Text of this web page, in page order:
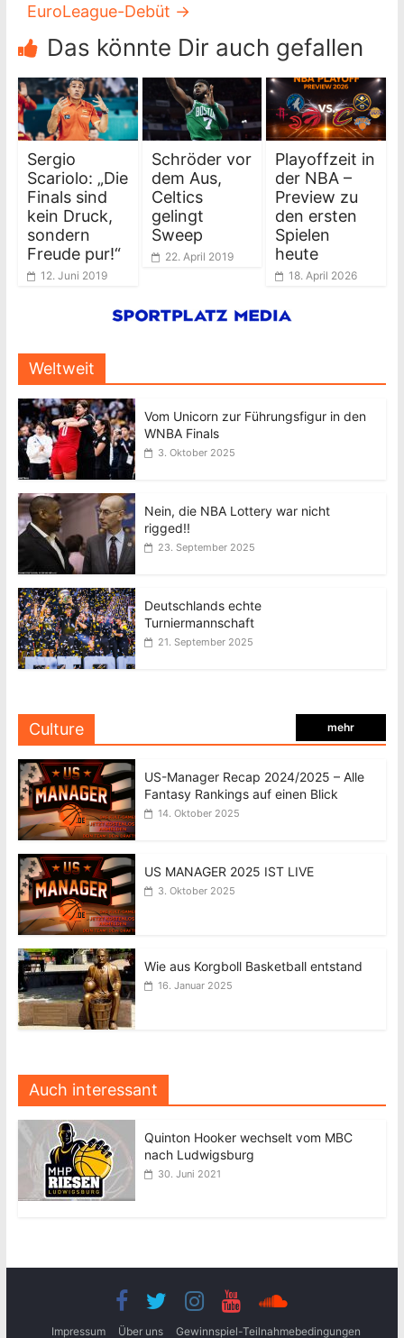
EuroLeague-Debüt →
Das könnte Dir auch gefallen
Sergio
Scariolo: „Die
Finals sind
kein Druck,
sondern
Freude pur!“
12. Juni 2019
Schröder vor
dem Aus,
Celtics
gelingt
Sweep
22. April 2019
Playoffzeit in
der NBA –
Preview zu
den ersten
Spielen
heute
18. April 2026
Weltweit
Vom Unicorn zur Führungsfigur in den
WNBA Finals
3. Oktober 2025
Nein, die NBA Lottery war nicht
rigged!!
23. September 2025
Deutschlands echte
Turniermannschaft
21. September 2025
Culture mehr
US-Manager Recap 2024/2025 – Alle
Fantasy Rankings auf einen Blick
14. Oktober 2025
US MANAGER 2025 IST LIVE
3. Oktober 2025
Wie aus Korgboll Basketball entstand
16. Januar 2025
Auch interessant
Quinton Hooker wechselt vom MBC
nach Ludwigsburg
30. Juni 2021
Impressum Über uns Gewinnspiel-Teilnahmebedingungen